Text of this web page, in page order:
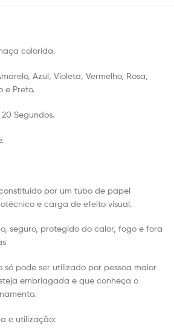
colorida.
Azul, Violeta, Vermelho, Rosa,
e Preto.
Segundos.
por um tubo de papel
e carga de efeito visual.
seguro, protegido do calor, fogo e fora
só pode ser utilizado por pessoa maior
embriagada e que conheça o
e utilização: